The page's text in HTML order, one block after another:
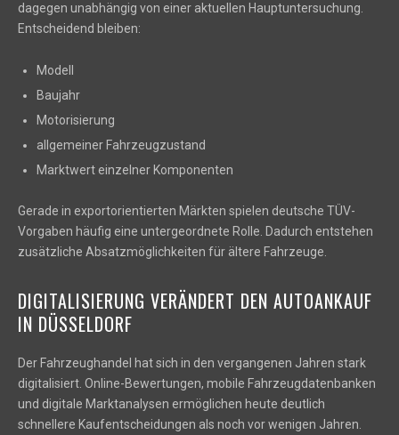
dagegen unabhängig von einer aktuellen Hauptuntersuchung.
Entscheidend bleiben:
Modell
Baujahr
Motorisierung
allgemeiner Fahrzeugzustand
Marktwert einzelner Komponenten
Gerade in exportorientierten Märkten spielen deutsche TÜV-
Vorgaben häufig eine untergeordnete Rolle. Dadurch entstehen
zusätzliche Absatzmöglichkeiten für ältere Fahrzeuge.
DIGITALISIERUNG VERÄNDERT DEN AUTOANKAUF
IN DÜSSELDORF
Der Fahrzeughandel hat sich in den vergangenen Jahren stark
digitalisiert. Online-Bewertungen, mobile Fahrzeugdatenbanken
und digitale Marktanalysen ermöglichen heute deutlich
schnellere Kaufentscheidungen als noch vor wenigen Jahren.